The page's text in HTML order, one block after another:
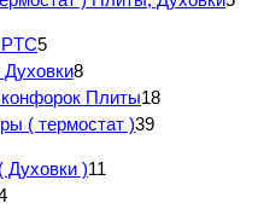
5
8
Плиты18
( термостат )39
Духовки )11